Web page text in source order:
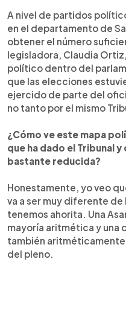
A nivel de partidos
en el departamento de
obtener el número
legisladora, Claudia
político dentro del
que las elecciones
ejercido de parte del
no tanto por el mismo
¿Cómo ve este mapa
que ha dado el Tribunal
bastante reducida?
Honestamente, yo veo
va a ser muy diferente de
tenemos ahorita. Una
mayoría aritmética y una
también aritméticamente
del pleno.